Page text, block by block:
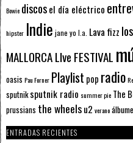
Bowie discosel día eléctrico
hipster Indie jane yo l.a. Lava fizz
MALLORCA LIve FESTIVAL
oasis Pau Forner Playlist pop radio
sputnik sputnik radio summer pie The
prussians the wheelsu2 verano
ENTRADAS RECIENTES